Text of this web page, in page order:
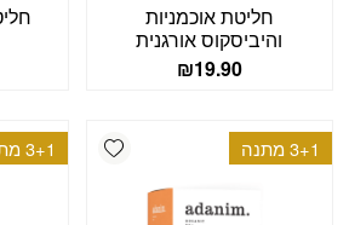
חליטת אוכמניות
והיביסקוס אורגנית
₪19.90
Add wishlist 3+1 מתנה 3+1 מתנה